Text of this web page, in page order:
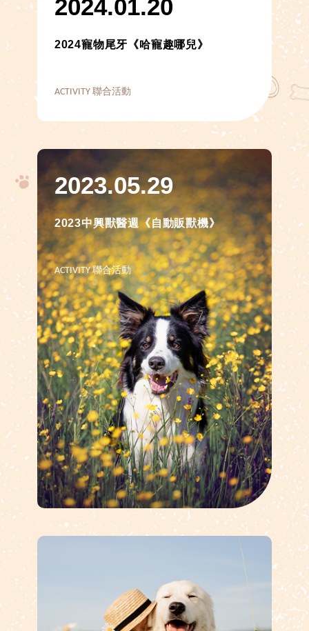
2024.01.20
2024寵物尾牙《哈寵趣哪兒》
ACTIVITY 聯合活動
2023.05.29
2023中興獸醫週《自動販獸機》
ACTIVITY 聯合活動